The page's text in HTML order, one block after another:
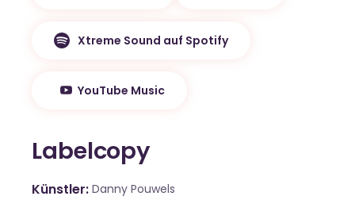
Xtreme Sound auf Spotify
YouTube Music
Labelcopy
Künstler Danny Pouwels